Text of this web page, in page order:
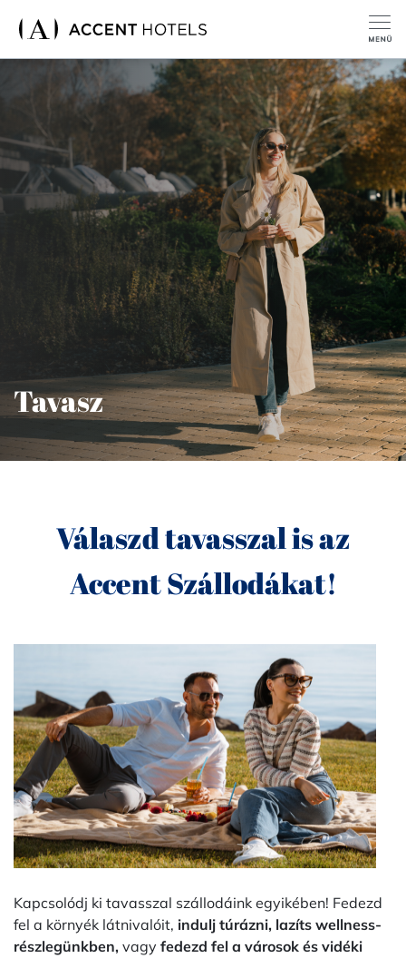
Tavasz
Válaszd tavasszal is az
Accent Szállodákat!
Kapcsolódj ki tavasszal szállodáink egyikében! Fedezd
fel a környék látnivalóit, indulj túrázni, lazíts wellness-
részlegünkben, vagy fedezd fel a városok és vidéki